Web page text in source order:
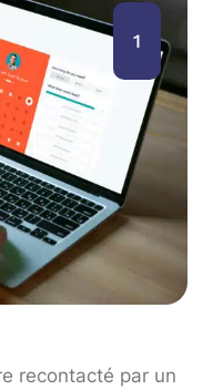
1
recontacté par un